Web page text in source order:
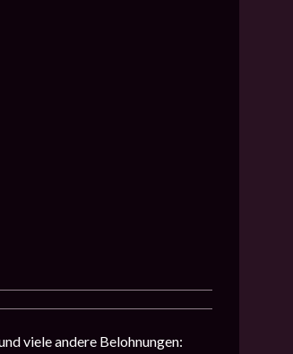
viele andere Belohnungen: